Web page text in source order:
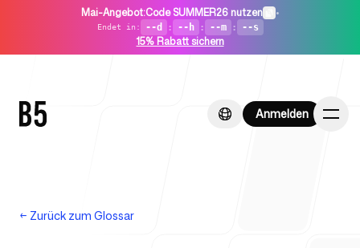
Mai-Angebot:Code SUMMER26 nutzen •
Endet in : --d : --h : --m : --s
15% Rabatt sichern
Anmelden
Anmelden
Startseite
← Zurück zum Glossar